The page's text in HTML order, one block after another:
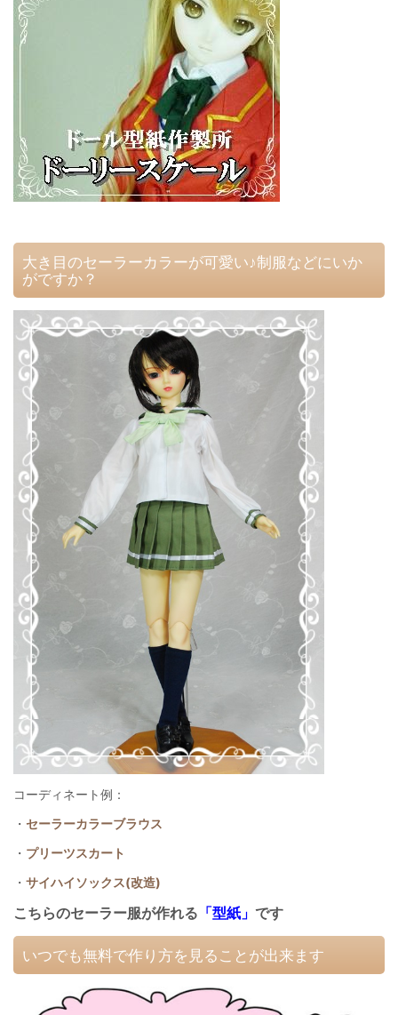
大き目のセーラーカラーが可愛い♪制服などにいか
がですか？
コーディネート例：
・ セーラーカラーブラウス
・ プリーツスカート
・ サイハイソックス(改造)
こちらのセーラー服が作れる 「型紙」 です
いつでも無料で作り方を見ることが出来ます